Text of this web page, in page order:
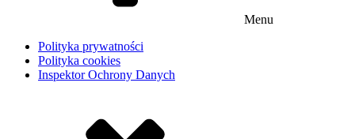
Menu
Polityka prywatności
Polityka cookies
Inspektor Ochrony Danych